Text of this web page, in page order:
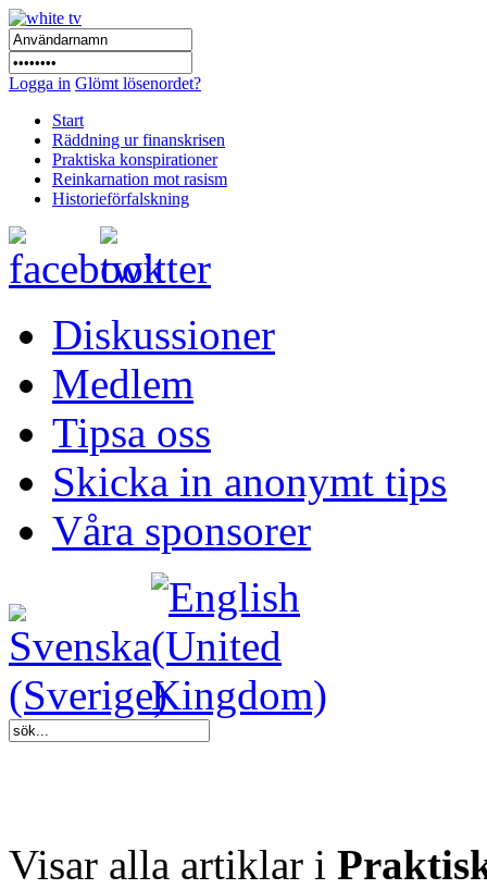
Logga in Glömt lösenordet?
Start
Räddning ur finanskrisen
Praktiska konspirationer
Reinkarnation mot rasism
Historieförfalskning
Diskussioner
Medlem
Tipsa oss
Skicka in anonymt tips
Våra sponsorer
Visar alla artiklar i